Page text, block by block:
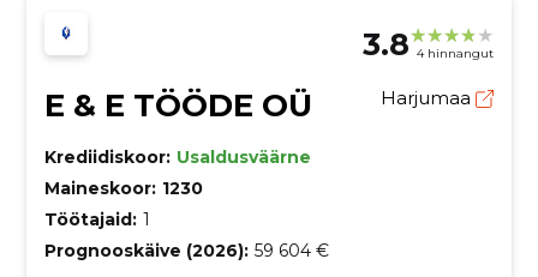
3.8 4 hinnangut
E & E TÖÖDE OÜ Harjumaa
Krediidiskoor: Usaldusväärne
Maineskoor: 1230
Töötajaid: 1
Prognooskäive (2026): 59 604 €